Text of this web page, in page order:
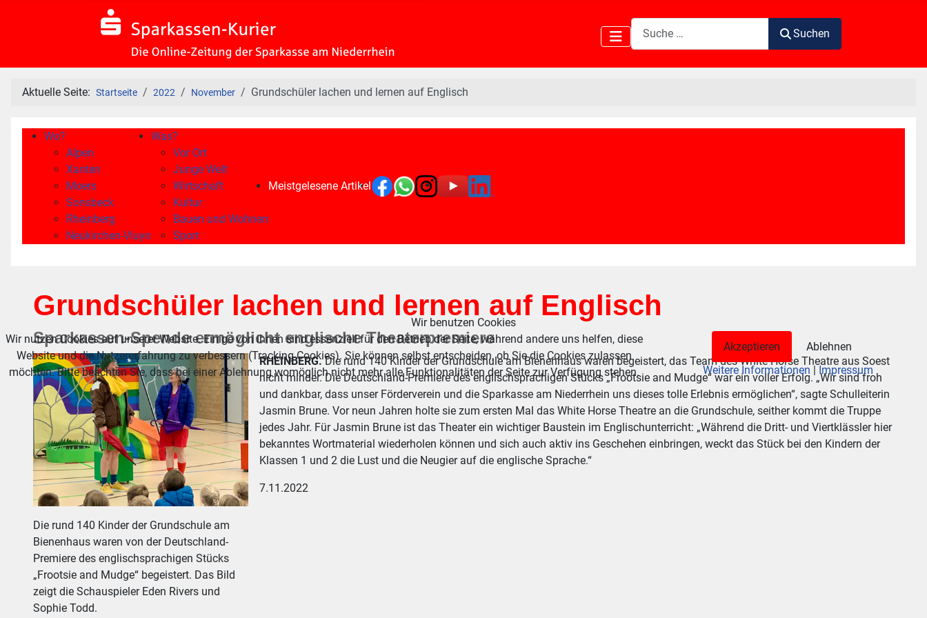
Suchen
Suchen
Aktuelle Seite: Startseite 2022 November Grundschüler lachen und lernen auf Englisch
Wo?
Alpen
Xanten
Moers
Sonsbeck
Rheinberg
Neukirchen-Vluyn
Was?
Vor Ort
Junge Welt
Wirtschaft
Kultur
Bauen und Wohnen
Sport
Meistgelesene Artikel
Grundschüler lachen und lernen auf Englisch
Sparkassen-Spende ermöglicht englische Theaterpremiere
Die rund 140 Kinder der Grundschule am
Bienenhaus waren von der Deutschland-
Premiere des englischsprachigen Stücks
„Frootsie and Mudge“ begeistert. Das Bild
zeigt die Schauspieler Eden Rivers und
Sophie Todd.
RHEINBERG.Die rund 140 Kinder der Grundschule am Bienenhaus waren begeistert, das Team des White Horse Theatre aus Soest
nicht minder. Die Deutschland-Premiere des englischsprachigen Stücks „Frootsie and Mudge“ war ein voller Erfolg. „Wir sind froh
und dankbar, dass unser Förderverein und die Sparkasse am Niederrhein uns dieses tolle Erlebnis ermöglichen“, sagte Schulleiterin
Jasmin Brune. Vor neun Jahren holte sie zum ersten Mal das White Horse Theatre an die Grundschule, seither kommt die Truppe
jedes Jahr. Für Jasmin Brune ist das Theater ein wichtiger Baustein im Englischunterricht: „Während die Dritt- und Viertklässler hier
bekanntes Wortmaterial wiederholen können und sich auch aktiv ins Geschehen einbringen, weckt das Stück bei den Kindern der
Klassen 1 und 2 die Lust und die Neugier auf die englische Sprache.“
7.11.2022
Wir benutzen Cookies
Wir nutzen Cookies auf unserer Website. Einige von ihnen sind essenziell für den Betrieb der Seite, während andere uns helfen, diese
Website und die Nutzererfahrung zu verbessern (Tracking Cookies). Sie können selbst entscheiden, ob Sie die Cookies zulassen
möchten. Bitte beachten Sie, dass bei einer Ablehnung womöglich nicht mehr alle Funktionalitäten der Seite zur Verfügung stehen.
Akzeptieren
Ablehnen
Weitere Informationen
Impressum